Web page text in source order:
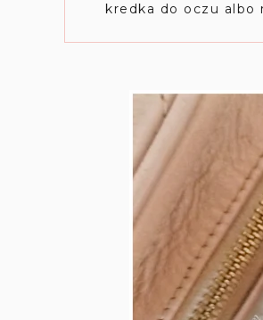
kredka do oczu albo